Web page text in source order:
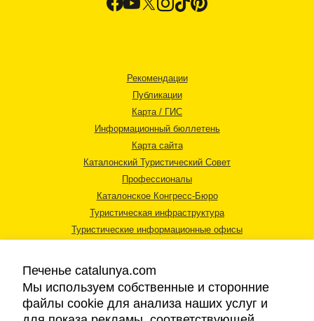
Рекомендации
Публикации
Карта / ГИС
Информационный бюллетень
Карта сайта
Каталонский Туристический Совет
Профессионалы
Каталонское Конгресс-Бюро
Туристическая инфраструктура
Туристические информационные офисы
Печенье catalunya.com
Мы используем собственные и сторонние
файлы cookie для анализа наших услуг и